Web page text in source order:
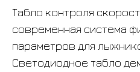
Табло контроля
современная система
параметров для
Светодиодное табло